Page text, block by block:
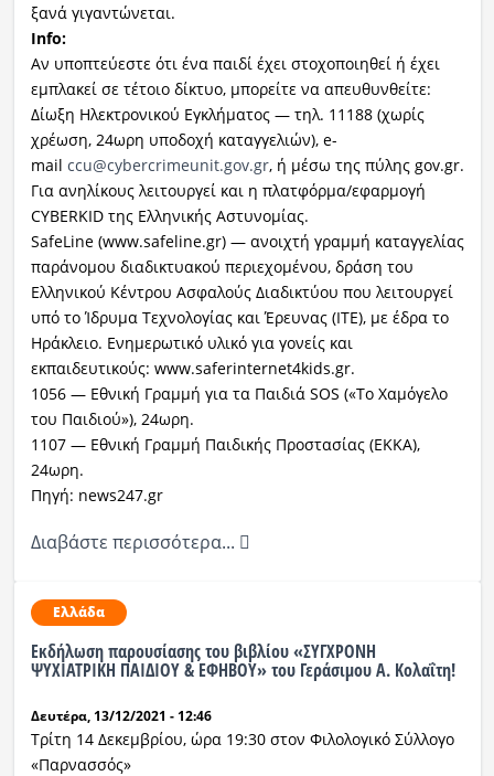
ξανά γιγαντώνεται.
Info:
Αν υποπτεύεστε ότι ένα παιδί έχει στοχοποιηθεί ή έχει
εμπλακεί σε τέτοιο δίκτυο, μπορείτε να απευθυνθείτε:
Δίωξη Ηλεκτρονικού Εγκλήματος — τηλ. 11188 (χωρίς
χρέωση, 24ωρη υποδοχή καταγγελιών), e-
mail ccu@cybercrimeunit.gov.gr, ή μέσω της πύλης gov.gr.
Για ανηλίκους λειτουργεί και η πλατφόρμα/εφαρμογή
CYBERKID της Ελληνικής Αστυνομίας.
SafeLine (www.safeline.gr) — ανοιχτή γραμμή καταγγελίας
παράνομου διαδικτυακού περιεχομένου, δράση του
Ελληνικού Κέντρου Ασφαλούς Διαδικτύου που λειτουργεί
υπό το Ίδρυμα Τεχνολογίας και Έρευνας (ΙΤΕ), με έδρα το
Ηράκλειο. Ενημερωτικό υλικό για γονείς και
εκπαιδευτικούς: www.saferinternet4kids.gr.
1056 — Εθνική Γραμμή για τα Παιδιά SOS («Το Χαμόγελο
του Παιδιού»), 24ωρη.
1107 — Εθνική Γραμμή Παιδικής Προστασίας (ΕΚΚΑ),
24ωρη.
Πηγή: news247.gr
Διαβάστε περισσότερα...
Ελλάδα
Εκδήλωση παρουσίασης του βιβλίου «ΣΥΓΧΡΟΝΗ
ΨΥΧΙΑΤΡΙΚΗ ΠΑΙΔΙΟΥ & ΕΦΗΒΟΥ» του Γεράσιμου Α. Κολαΐτη!
Δευτέρα, 13/12/2021 - 12:46
Τρίτη 14 Δεκεμβρίου, ώρα 19:30 στον Φιλολογικό Σύλλογο
«Παρνασσός»